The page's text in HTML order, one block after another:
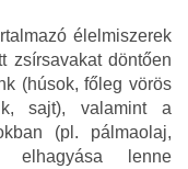
élelmiszerek
zsírsavakat döntően
(húsok, főleg vörös
sajt), valamint a
(pl. pálmaolaj,
elhagyása lenne